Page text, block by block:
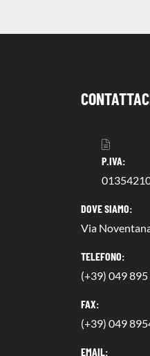
P.IVA:
DOVE SIAMO:
Via
TELEFONO:
(+39) 049
FAX:
(+39) 049
EMAIL: